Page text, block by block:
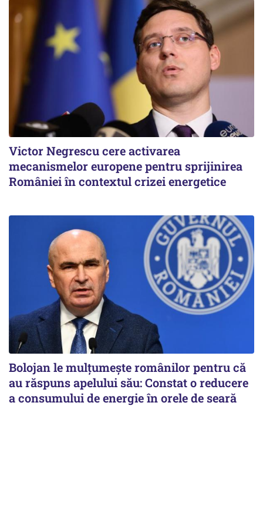
Victor Negrescu cere activarea
mecanismelor europene pentru sprijinirea
României în contextul crizei energetice
Bolojan le mulțumește românilor pentru că
au răspuns apelului său: Constat o reducere
a consumului de energie în orele de seară